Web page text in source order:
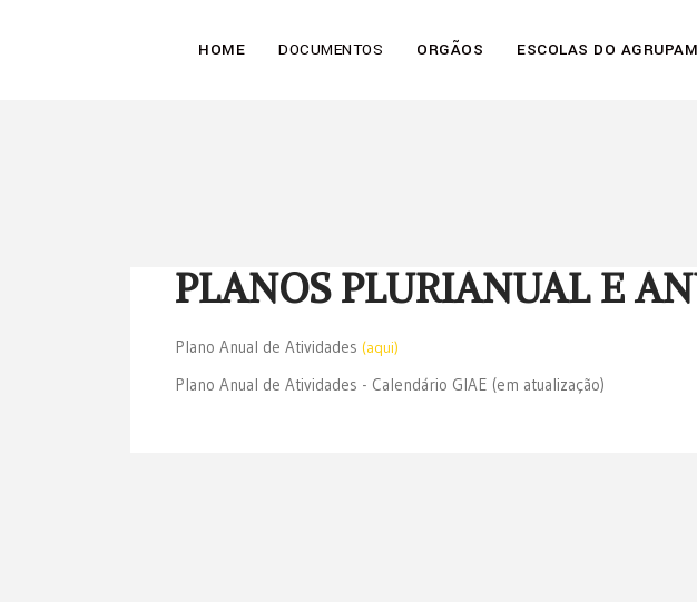
HOME DOCUMENTOS ORGÃOS ESCOLAS DO
PLANOS PLURIANUAL E
Plano Anual de Atividades (aqui)
Plano Anual de Atividades - Calendário GIAE (em atualização)